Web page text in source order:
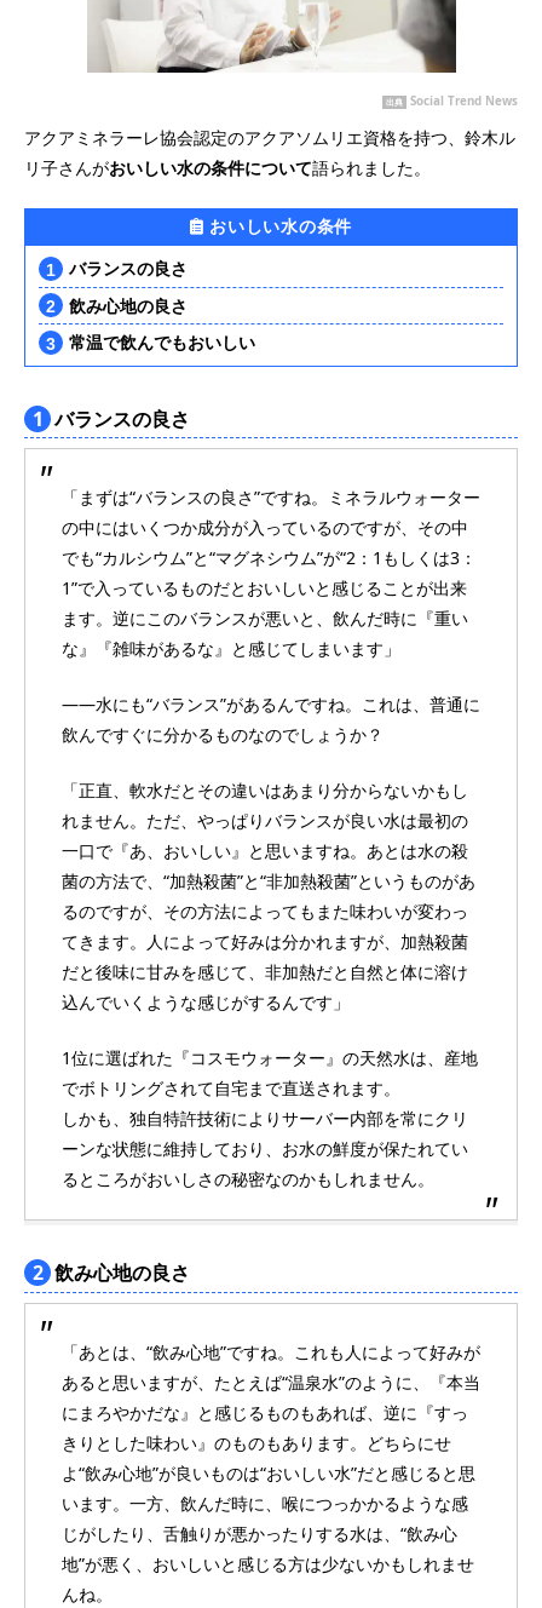
出典 Social Trend News
アクアミネラーレ協会認定のアクアソムリエ資格を持つ、鈴木ル
リ子さんがおいしい水の条件について語られました。
おいしい水の条件
バランスの良さ
飲み心地の良さ
常温で飲んでもおいしい
1 バランスの良さ
「まずは“バランスの良さ”ですね。ミネラルウォーター
の中にはいくつか成分が入っているのですが、その中
でも“カルシウム”と“マグネシウム”が“2：1もしくは3：
1”で入っているものだとおいしいと感じることが出来
ます。逆にこのバランスが悪いと、飲んだ時に『重い
な』『雑味があるな』と感じてしまいます」
――水にも“バランス”があるんですね。これは、普通に
飲んですぐに分かるものなのでしょうか？
「正直、軟水だとその違いはあまり分からないかもし
れません。ただ、やっぱりバランスが良い水は最初の
一口で『あ、おいしい』と思いますね。あとは水の殺
菌の方法で、“加熱殺菌”と“非加熱殺菌”というものがあ
るのですが、その方法によってもまた味わいが変わっ
てきます。人によって好みは分かれますが、加熱殺菌
だと後味に甘みを感じて、非加熱だと自然と体に溶け
込んでいくような感じがするんです」
1位に選ばれた『コスモウォーター』の天然水は、産地
でボトリングされて自宅まで直送されます。
しかも、独自特許技術によりサーバー内部を常にクリ
ーンな状態に維持しており、お水の鮮度が保たれてい
るところがおいしさの秘密なのかもしれません。
2 飲み心地の良さ
「あとは、“飲み心地”ですね。これも人によって好みが
あると思いますが、たとえば“温泉水”のように、『本当
にまろやかだな』と感じるものもあれば、逆に『すっ
きりとした味わい』のものもあります。どちらにせ
よ“飲み心地”が良いものは“おいしい水”だと感じると思
います。一方、飲んだ時に、喉につっかかるような感
じがしたり、舌触りが悪かったりする水は、“飲み心
地”が悪く、おいしいと感じる方は少ないかもしれませ
んね。